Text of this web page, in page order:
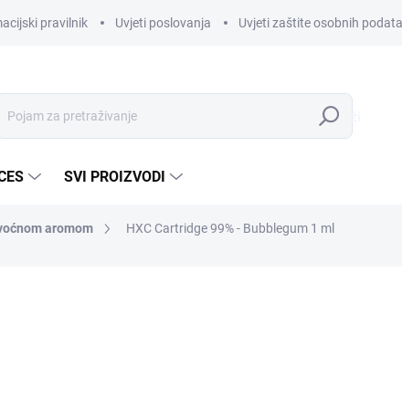
pravilnik Uvjeti poslovanja Uvjeti zaštite osobnih
Pretraži
SVI PROIZVODI
aromom HXC Cartridge 99% - Bubblegum 1 ml